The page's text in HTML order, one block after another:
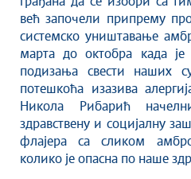
већ започели припрему
системско уништавање
марта до октобра када
подизања свести наших
потешкоћа изазива
Никола Рибарић
здравствену и социјалну
флајера са сликом
колико је опасна по наше